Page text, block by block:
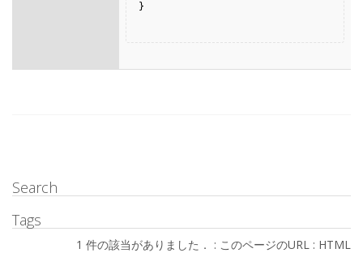
}
Search
Tags
1 件の該当がありました． : このページのURL : HTML